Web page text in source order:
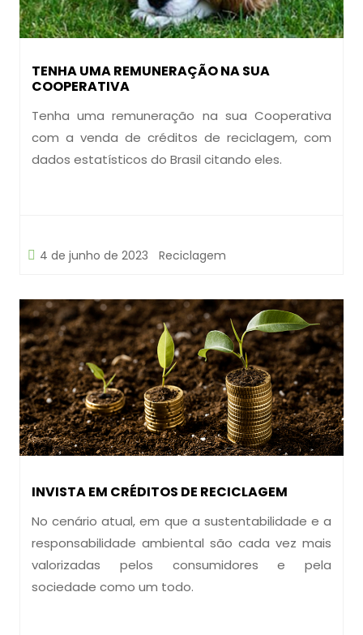
TENHA UMA REMUNERAÇÃO NA SUA
COOPERATIVA
Tenha uma remuneração na sua Cooperativa
com a venda de créditos de reciclagem, com
dados estatísticos do Brasil citando eles.
4 de junho de 2023 Reciclagem
INVISTA EM CRÉDITOS DE RECICLAGEM
No cenário atual, em que a sustentabilidade e a
responsabilidade ambiental são cada vez mais
valorizadas pelos consumidores e pela
sociedade como um todo.